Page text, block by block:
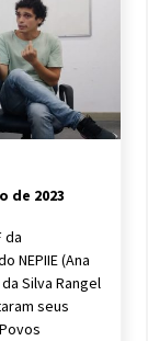
de 2023
da
NEPIIE (Ana
Silva Rangel
seus